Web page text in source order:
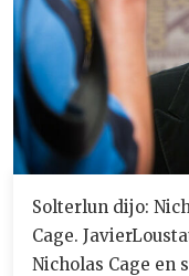
Solterlun dijo:
Cage.
Nicholas Cage en